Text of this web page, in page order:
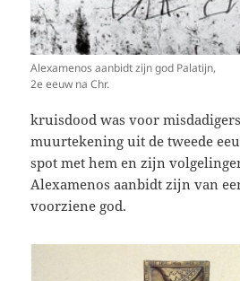
Alexamenos aanbidt zijn god Palatijn,
2e eeuw na Chr.
kruisdood was voor
muurtekening uit de tweede
spot met hem en zijn
Alexamenos aanbidt zijn van
voorziene god.